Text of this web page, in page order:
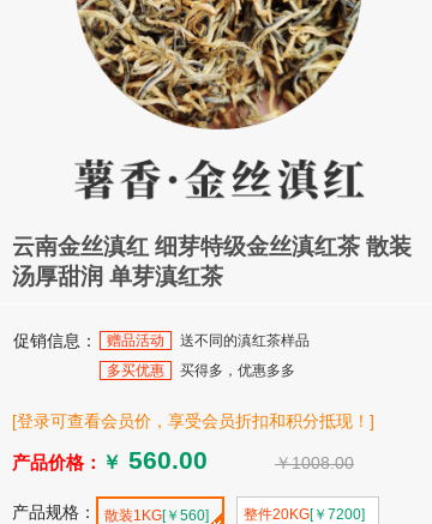
云南金丝滇红 细芽特级金丝滇红茶 散装
汤厚甜润 单芽滇红茶
促销信息： 赠品活动
送不同的滇红茶样品
多买优惠
买得多，优惠多多
[登录可查看会员价，享受会员折扣和积分抵现！]
产品价格： ￥ ￥1008.00
产品规格： 散装1KG[￥560] 整件20KG[￥7200]